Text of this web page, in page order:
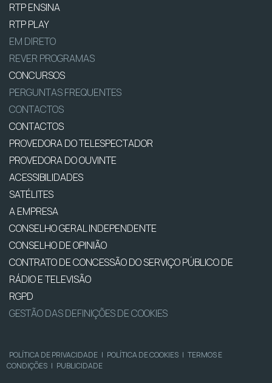
RTP ENSINA
RTP PLAY
EM DIRETO
REVER PROGRAMAS
CONCURSOS
PERGUNTAS FREQUENTES
CONTACTOS
CONTACTOS
PROVEDORA DO TELESPECTADOR
PROVEDORA DO OUVINTE
ACESSIBILIDADES
SATÉLITES
A EMPRESA
CONSELHO GERAL INDEPENDENTE
CONSELHO DE OPINIÃO
CONTRATO DE CONCESSÃO DO SERVIÇO PÚBLICO DE
RÁDIO E TELEVISÃO
RGPD
GESTÃO DAS DEFINIÇÕES DE COOKIES
POLÍTICA DE PRIVACIDADE | POLÍTICA DE COOKIES | TERMOS E
CONDIÇÕES | PUBLICIDADE